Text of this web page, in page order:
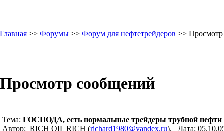
Главная >> Форумы >> Форум для нефтетрейдеров >>
Просмотр сообщений
Тема: ГОСПОДА, есть нормальные трейдеры трубной нефти
Автор: RICH OIL RICH (richard1980@yandex.ru). Дата: